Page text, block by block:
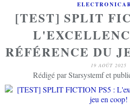
[TEST] SPLIT
RÉFÉRENCE DU
19 AOÛT 2025
Rédigé par Starsystemf et